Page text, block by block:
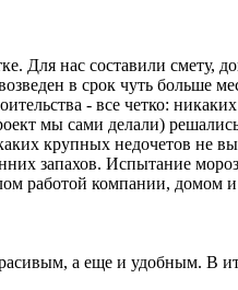
Для нас составили смету,
в срок чуть больше
- все четко:
мы сами делали)
крупных недочетов не
запахов. Испытание
работой компании, домом
а еще и удобным. В